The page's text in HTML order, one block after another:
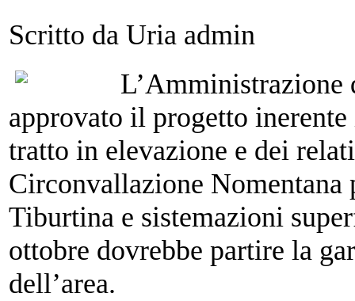
Scritto da Uria admin
L’Amministrazione
approvato il progetto
tratto in elevazione e dei
Circonvallazione
Tiburtina e sistemazioni
ottobre dovrebbe partire la
dell’area.